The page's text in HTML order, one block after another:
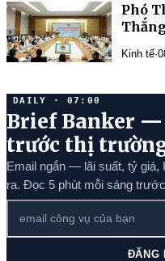
Phó
Kinh tế·
DAILY · 07:00
Brief Banker
trước thị
Email ngắn — lãi suất, tỷ giá,
ra. Đọc 5 phút mỗi sáng
ĐĂNG